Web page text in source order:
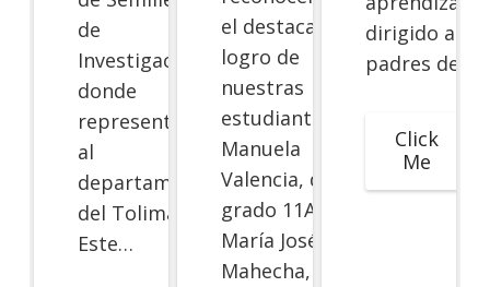
de
Investigación,
donde
representarán
al
departamento
del Tolima.
Este…
el destacado
logro de
nuestras
estudiantes
Manuela
Valencia, de
grado 11A, y
María José
Mahecha,
dirigido a los
padres de…
Click
Me